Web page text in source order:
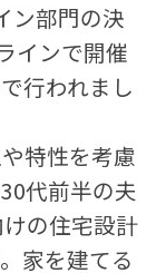
ン部門の決
インで開催
行われまし
特性を考慮
代前半の夫
の住宅設計
家を建てる